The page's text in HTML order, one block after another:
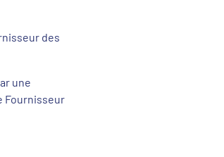
des
une
Fournisseur